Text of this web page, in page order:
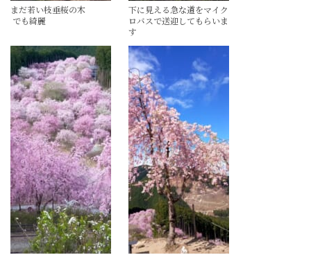
まだ若い枝垂桜の木
でも綺麗
下に見える急な道をマイク
ロバスで送迎してもらいま
す